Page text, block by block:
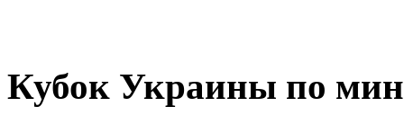
Кубок Украины по